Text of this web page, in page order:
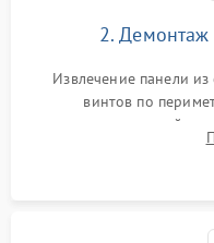
2. Демонтаж
Извлечение панели
винтов по
стеклокерамической
сенсорного блока для